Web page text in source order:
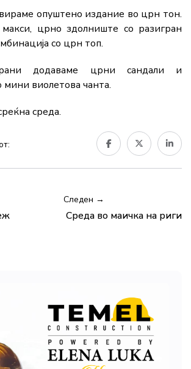
опуштено издание во црн тон.
црно здолниште со разигран
со црн топ.
додаваме црни сандали и
виолетова чанта.
среда.
Следен →
Среда во маичка на риги